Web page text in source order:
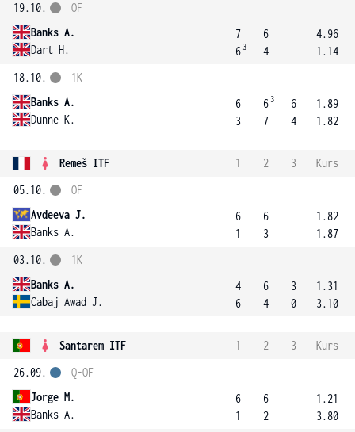
19.10.
Banks A.
Dart H.
OF
7
6 3
6
4
4.96
1.14
18.10.
Banks A.
Dunne K.
1K
6
3
6 3
7
6
4
1.89
1.82
Remeš ITF 1 2 3
Kurs
05.10.
Avdeeva J.
Banks A.
OF
6
1
6
3
1.82
1.87
03.10.
Banks A.
Cabaj Awad J.
1K
4
6
6
4
3
0
1.31
3.10
Santarem ITF 1 2 3
Kurs
26.09.
Jorge M.
Banks A.
Q-OF
6
1
6
2
1.21
3.80